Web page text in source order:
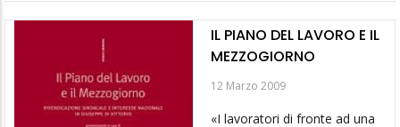
IL PIANO DEL LAVORO E IL
MEZZOGIORNO
12 Marzo 2009
«I lavoratori di fronte ad una